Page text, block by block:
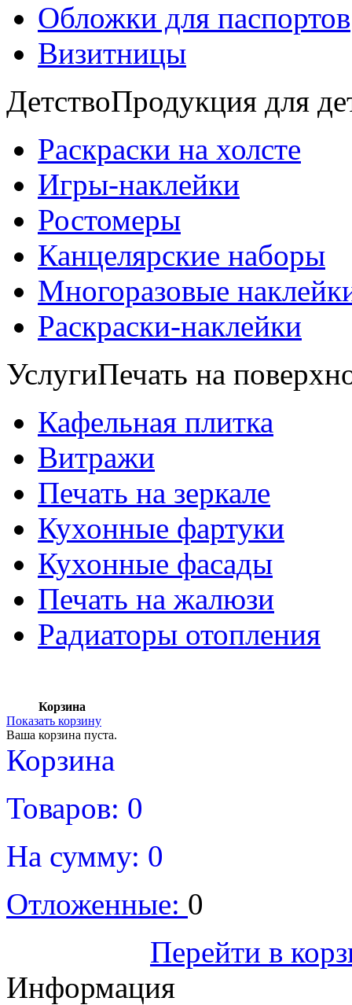
Обложки для паспортов
Визитницы
ДетствоПродукция для
Раскраски на холсте
Игры-наклейки
Ростомеры
Канцелярские наборы
Многоразовые
Раскраски-наклейки
УслугиПечать на
Кафельная плитка
Витражи
Печать на зеркале
Кухонные фартуки
Кухонные фасады
Печать на жалюзи
Радиаторы отопления
Корзина
Показать корзину
Ваша корзина пуста.
Корзина
Товаров: 0
На сумму: 0
Отложенные: 0
Перейти в
Информация